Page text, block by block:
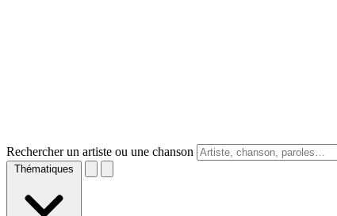
Rechercher un artiste ou une chanson
Thématiques